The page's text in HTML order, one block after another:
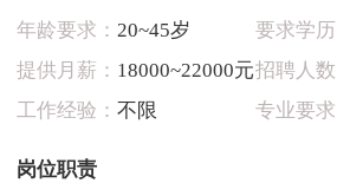
年龄要求： 20~45岁 要求学历
提供月薪： 18000~22000元招聘人数
工作经验： 不限 专业要求
岗位职责